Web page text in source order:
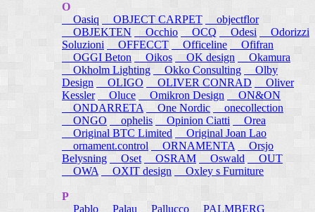
O
Oasiq
OBJECT CARPET
objectflor
OBJEKTEN
Occhio OCQ Odesi
Odorizzi
Soluzioni
OFFECCT Officeline
Ofifran
OGGI Beton
Oikos OK design
Okamura
Okholm Lighting
Okko Consulting
Olby
Design
OLIGO OLIVER CONRAD
Oliver
Kessler
Oluce Omikron Design
ON&ON
ONDARRETA
One Nordic
onecollection
ONGO
ophelis Opinion Ciatti
Orea
Original BTC Limited
Original Joan Lao
ornament.control
ORNAMENTA
Orsjo
Belysning
Oset OSRAM Oswald
OUT
OWA
OXIT design Oxley s Furniture
P
Pablo
Palau Pallucco
PALMBERG